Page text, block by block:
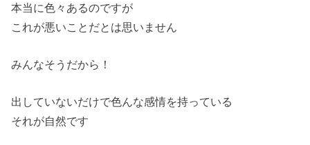
本当に色々あるのですが
これが悪いことだとは思いません
みんなそうだから！
出していないだけで色んな感情を持っている
それが自然です